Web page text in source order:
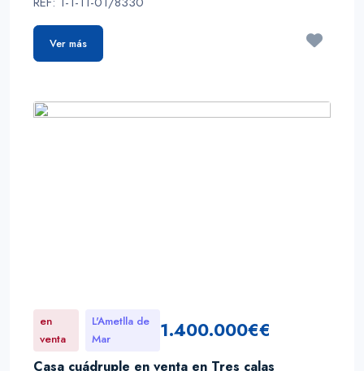
Ver más
en
venta
L'Ametlla de
Mar
1.400.000€€
Casa cuádruple en venta en Tres calas